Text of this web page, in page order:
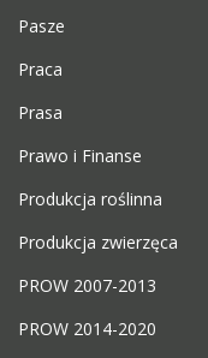
Pasze
Praca
Prasa
Prawo i Finanse
Produkcja roślinna
Produkcja zwierzęca
PROW 2007-2013
PROW 2014-2020